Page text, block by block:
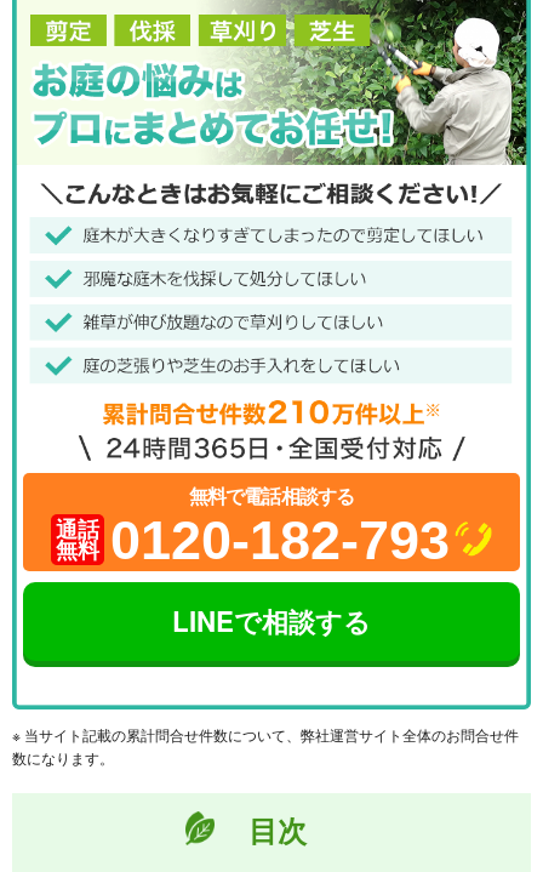
無料で電話相談する
通話
無料 0120-182-793
LINEで相談する
※ 当サイト記載の累計問合せ件数について、弊社運営サイト全体のお問合せ件
数になります。
目次